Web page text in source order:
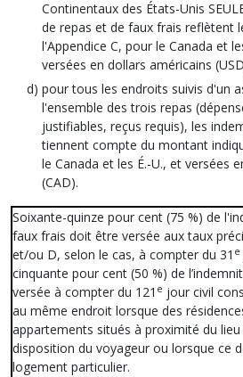
Continentaux des États-Unis
de repas et de faux frais reflètent
l'Appendice C, pour le Canada et
versées en dollars américains
pour tous les endroits suivis d'un
l'ensemble des trois repas
justifiables, reçus requis), les
tiennent compte du montant
le Canada et les É.-U., et versées
(CAD).
Soixante-quinze pour cent (75 %) de
faux frais doit être versée aux taux
et/ou D, selon le cas, à compter du 31 e
cinquante pour cent (50 %) de
versée à compter du 121 e jour civil
au même endroit lorsque des
appartements situés à proximité du
disposition du voyageur ou lorsque ce
logement particulier.